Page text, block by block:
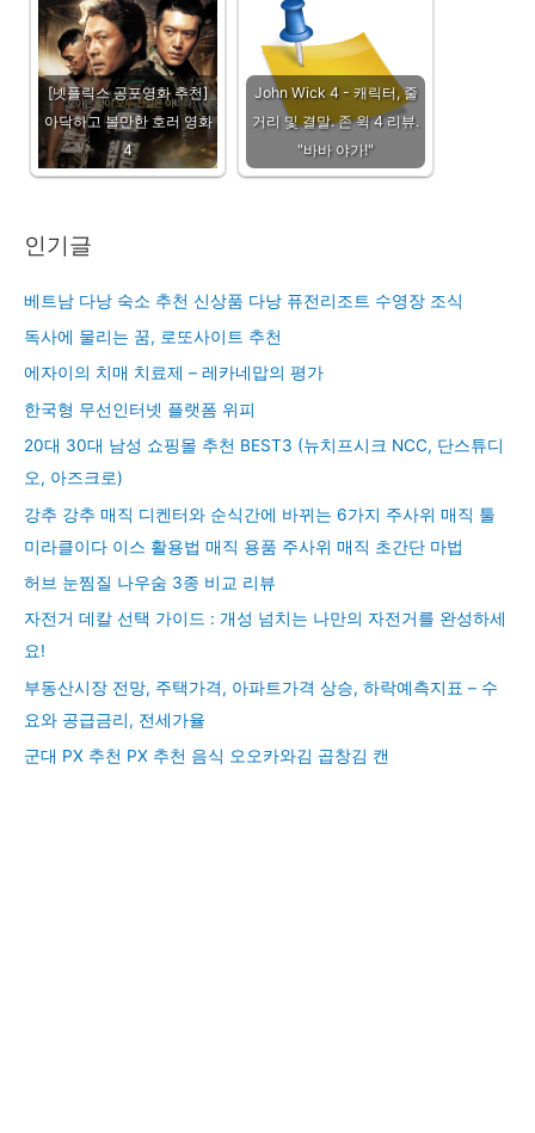
[넷플릭스 공포영화 추천]
아닥하고 볼만한 호러 영화
4
John Wick 4 - 캐릭터, 줄
거리 및 결말. 존 윅 4 리뷰.
"바바 야가!"
인기글
베트남 다낭 숙소 추천 신상품 다낭 퓨전리조트 수영장 조식
독사에 물리는 꿈, 로또사이트 추천
에자이의 치매 치료제 – 레카네맙의 평가
한국형 무선인터넷 플랫폼 위피
20대 30대 남성 쇼핑몰 추천 BEST3 (뉴치프시크 NCC, 단스튜디
오, 아즈크로)
강추 강추 매직 디켄터와 순식간에 바뀌는 6가지 주사위 매직 툴
미라클이다 이스 활용법 매직 용품 주사위 매직 초간단 마법
허브 눈찜질 나우숨 3종 비교 리뷰
자전거 데칼 선택 가이드 : 개성 넘치는 나만의 자전거를 완성하세
요!
부동산시장 전망, 주택가격, 아파트가격 상승, 하락예측지표 – 수
요와 공급금리, 전세가율
군대 PX 추천 PX 추천 음식 오오카와김 곱창김 캔